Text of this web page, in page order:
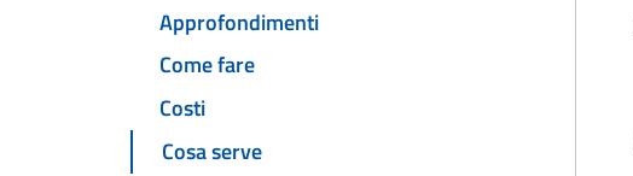
Approfondimenti
Come fare
Costi
Cosa serve